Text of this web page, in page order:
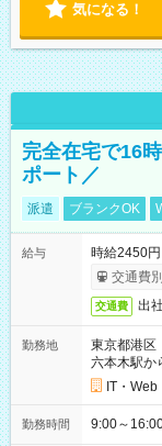
気になる！
完全在宅で16
ポート／
派遣 ブランクOK
給与
時給2450
交通費
交通費 出
勤務地
東京都港区
六本木駅か
IT・
勤務時間 9:00～